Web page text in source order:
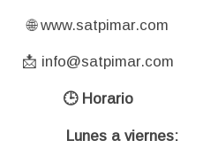
🌐 www.satpimar.com
📩 info@satpimar.com
🕒 Horario
Lunes a viernes: